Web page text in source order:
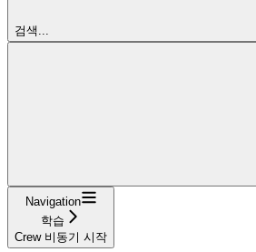
검색...
Navigation
학습
Crew 비동기 시작